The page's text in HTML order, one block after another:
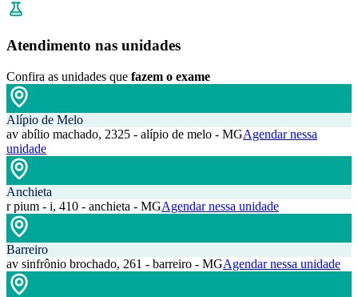
Atendimento nas unidades
Confira as unidades que fazem o exame
Alípio de Melo
av abílio machado, 2325 - alípio de melo - MGAgendar nessa
unidade
Anchieta
r pium - i, 410 - anchieta - MGAgendar nessa unidade
Barreiro
av sinfrônio brochado, 261 - barreiro - MGAgendar nessa unidade